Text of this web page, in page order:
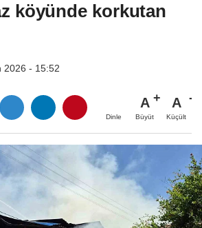
köyünde korkutan
2026 - 15:52
Dinle
A
Büyüt
A
Küçült